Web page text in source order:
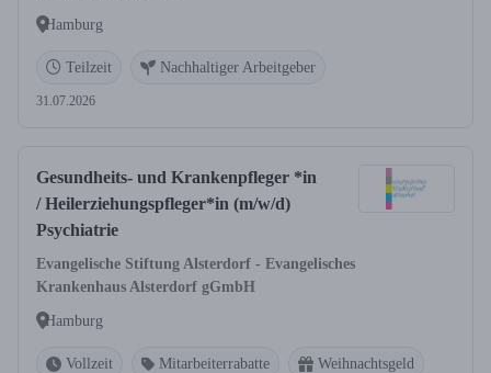
Hamburg
Teilzeit Nachhaltiger Arbeitgeber
31.07.2026
Gesundheits- und Krankenpfleger *in
/ Heilerziehungspfleger*in (m/w/d)
Psychiatrie
Evangelische Stiftung Alsterdorf - Evangelisches
Krankenhaus Alsterdorf gGmbH
Hamburg
Vollzeit Mitarbeiterrabatte Weihnachtsgeld